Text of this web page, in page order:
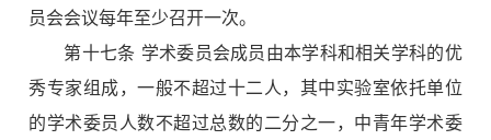
员会会议每年至少召开一次。
第十七条 学术委员会成员由本学科和相关学科的优
秀专家组成，一般不超过十二人，其中实验室依托单位
的学术委员人数不超过总数的二分之一，中青年学术委